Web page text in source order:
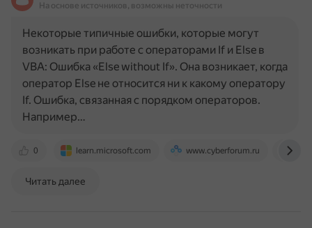
На основе источников, возможны неточности
0 learn.microsoft.com www.cyberforum.ru
Некоторые типичные ошибки, которые могут
возникать при работе с операторами If и Else в
VBA: Ошибка «Else without If». Она возникает, когда
оператор Else не относится ни к какому оператору
If. Ошибка, связанная с порядком операторов.
Например…
Читать далее